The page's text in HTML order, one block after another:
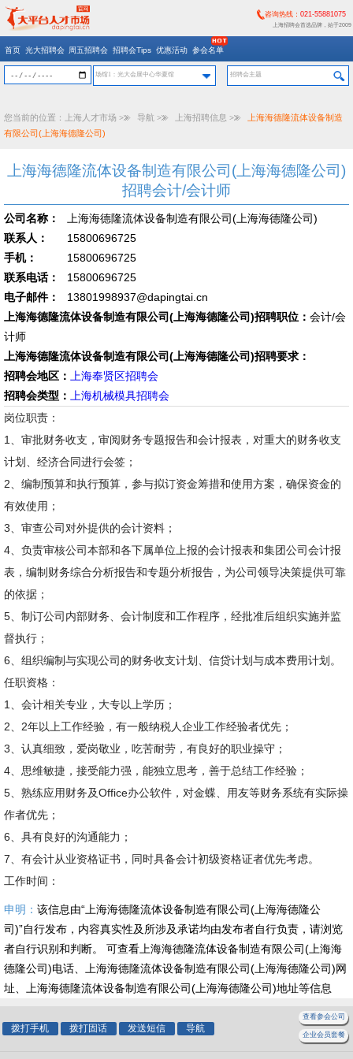
咨询热线： 021-55881075
上海招聘会首选品牌，始于2009
首页 光大招聘会 周五招聘会 招聘会Tips 优惠活动 参会名单
场馆1：光大会展中心华夏馆
您当前的位置： 上海人才市场 >> 导航 >> 上海招聘信息>>
上海海德隆流体设备制造
有限公司(上海海德隆公司)
上海海德隆流体设备制造有限公司(上海海德隆公司)
招聘会计/会计师
公司名称：
上海海德隆流体设备制造有限公司(上海海德隆公司)
联系人：
15800696725
手机：
15800696725
联系电话：
15800696725
电子邮件：
13801998937@dapingtai.cn
上海海德隆流体设备制造有限公司(上海海德隆公司)招聘职位： 会计/会
计师
上海海德隆流体设备制造有限公司(上海海德隆公司)招聘要求：
招聘会地区： 上海奉贤区招聘会
招聘会类型： 上海机械模具招聘会
岗位职责：
1、审批财务收支，审阅财务专题报告和会计报表，对重大的财务收支
计划、经济合同进行会签；
2、编制预算和执行预算，参与拟订资金筹措和使用方案，确保资金的
有效使用；
3、审查公司对外提供的会计资料；
4、负责审核公司本部和各下属单位上报的会计报表和集团公司会计报
表，编制财务综合分析报告和专题分析报告，为公司领导决策提供可靠
的依据；
5、制订公司内部财务、会计制度和工作程序，经批准后组织实施并监
督执行；
6、组织编制与实现公司的财务收支计划、信贷计划与成本费用计划。
任职资格：
1、会计相关专业，大专以上学历；
2、2年以上工作经验，有一般纳税人企业工作经验者优先；
3、认真细致，爱岗敬业，吃苦耐劳，有良好的职业操守；
4、思维敏捷，接受能力强，能独立思考，善于总结工作经验；
5、熟练应用财务及Office办公软件，对金蝶、用友等财务系统有实际操
作者优先；
6、具有良好的沟通能力；
7、有会计从业资格证书，同时具备会计初级资格证者优先考虑。
工作时间：
申明： 该信息由“上海海德隆流体设备制造有限公司(上海海德隆公
司)”自行发布，内容真实性及所涉及承诺均由发布者自行负责，请浏览
者自行识别和判断。 可查看上海海德隆流体设备制造有限公司(上海海
德隆公司)电话、上海海德隆流体设备制造有限公司(上海海德隆公司)网
址、上海海德隆流体设备制造有限公司(上海海德隆公司)地址等信息
拨打手机 拨打固话 发送短信 导航
查看参会公司
企业会员套餐